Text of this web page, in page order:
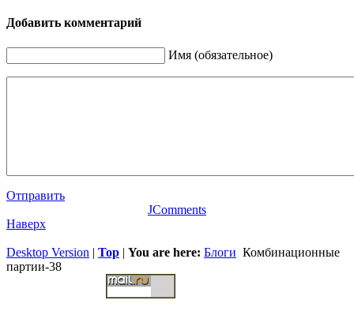
Добавить комментарий
Имя (обязательное)
Отправить
JComments
Наверх
Desktop Version | Top | You are here: Блоги Комбинационные
партии-38